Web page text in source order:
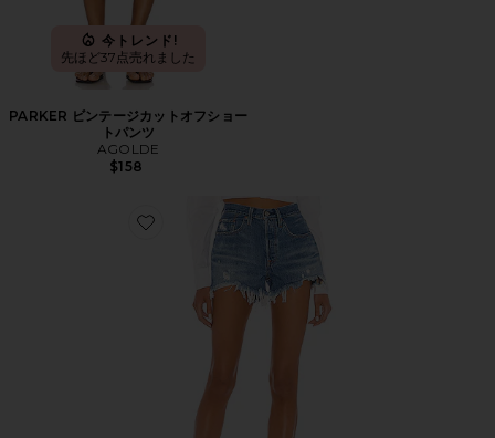
今トレンド!
先ほど37点売れました
PARKER ビンテージカットオフショー
トパンツ
AGOLDE
$158
Favorite 501 ORIGINAL デニムショートパンツ